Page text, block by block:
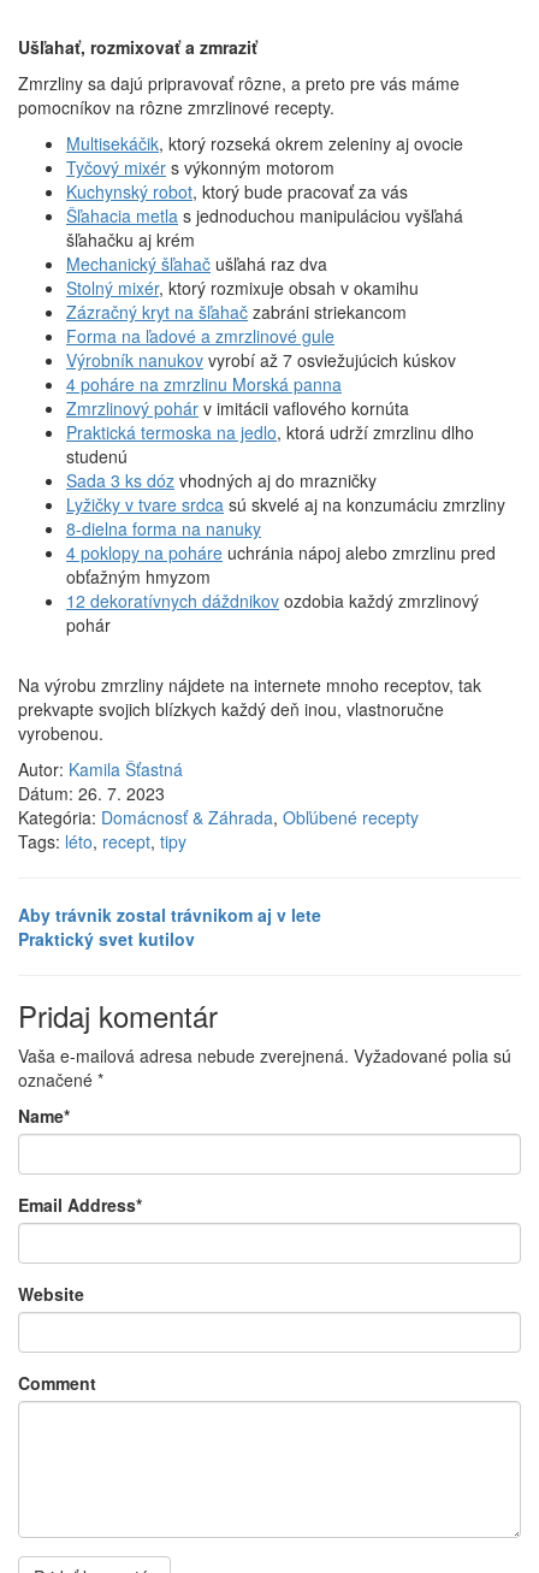
Ušľahať, rozmixovať a zmraziť
Zmrzliny sa dajú pripravovať rôzne, a preto pre vás máme
pomocníkov na rôzne zmrzlinové recepty.
Multisekáčik, ktorý rozseká okrem zeleniny aj ovocie
Tyčový mixér s výkonným motorom
Kuchynský robot, ktorý bude pracovať za vás
Šľahacia metla s jednoduchou manipuláciou vyšľahá
šľahačku aj krém
Mechanický šľahač ušľahá raz dva
Stolný mixér, ktorý rozmixuje obsah v okamihu
Zázračný kryt na šľahač zabráni striekancom
Forma na ľadové a zmrzlinové gule
Výrobník nanukov vyrobí až 7 osviežujúcich kúskov
4 poháre na zmrzlinu Morská panna
Zmrzlinový pohár v imitácii vaflového kornúta
Praktická termoska na jedlo, ktorá udrží zmrzlinu dlho
studenú
Sada 3 ks dóz vhodných aj do mrazničky
Lyžičky v tvare srdca sú skvelé aj na konzumáciu zmrzliny
8-dielna forma na nanuky
4 poklopy na poháre uchránia nápoj alebo zmrzlinu pred
obťažným hmyzom
12 dekoratívnych dáždnikov ozdobia každý zmrzlinový
pohár
Na výrobu zmrzliny nájdete na internete mnoho receptov, tak
prekvapte svojich blízkych každý deň inou, vlastnoručne
vyrobenou.
Autor: Kamila Šťastná
Dátum: 26. 7. 2023
Kategória: Domácnosť & Záhrada, Obľúbené recepty
Tags: léto, recept, tipy
Aby trávnik zostal trávnikom aj v lete
Praktický svet kutilov
Pridaj komentár
Vaša e-mailová adresa nebude zverejnená. Vyžadované polia sú
označené *
Name*
Email Address*
Website
Comment